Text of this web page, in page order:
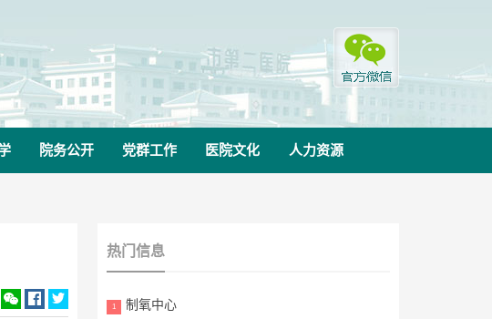
院务公开 党群工作 医院文化 人力资源
  
热门信息
1 制氧中心